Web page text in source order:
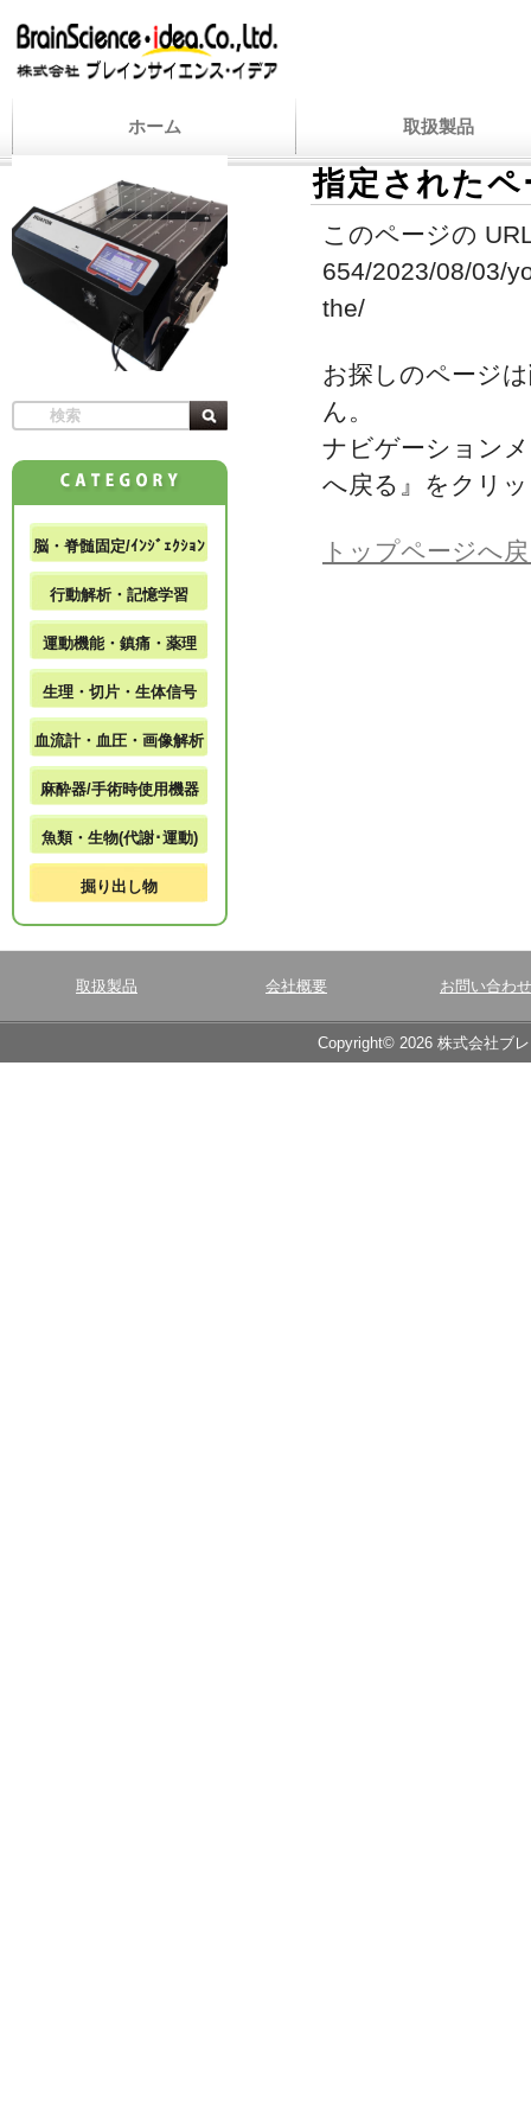
ホーム 取扱製品
指定された
このページの
654/2023/08/03/
the/
お探しのページ
ん。
ナビゲーション
へ戻る』をクリ
トップページへ
脳・脊髄固定/ｲﾝｼﾞｪｸｼｮﾝ
行動解析・記憶学習
運動機能・鎮痛・薬理
生理・切片・生体信号
血流計・血圧・画像解析
麻酔器/手術時使用機器
魚類・生物(代謝･運動)
掘り出し物
取扱製品 会社概要 お問い合わせ
Copyright© 2026 株式会社ブ